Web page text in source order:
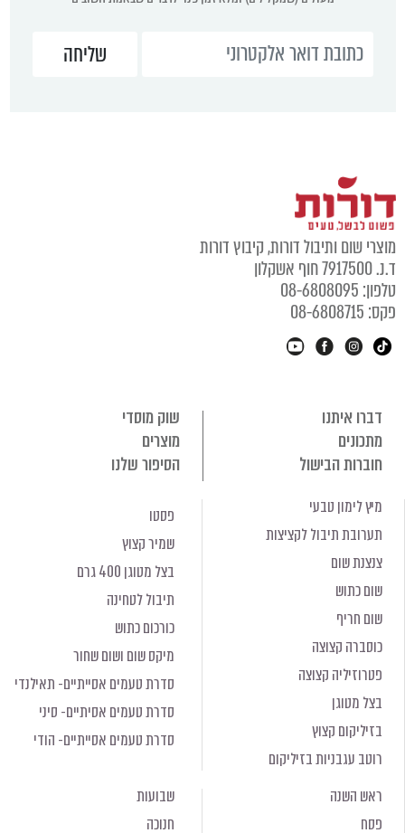
מוצרי שום ותיבול דורות, קיבוץ דורות
ד.נ. 7917500 חוף אשקלון
טלפון: 08-6808095
פקס: 08-6808715
דברו איתנו
שוק מוסדי
מתכונים
מוצרים
חוברות הבישול
הסיפור שלנו
מיץ לימון טבעי
תערובת תיבול לקציצות
צנצנת שום
שום כתוש
שום חריף
כוסברה קצוצה
פטרוזיליה קצוצה
בצל מטוגן
בזיליקום קצוץ
רוטב עגבניות בזיליקום
פסטו
שמיר קצוץ
בצל מטוגן 400 גרם
תיבול לטחינה
כורכום כתוש
מיקס שום ושום שחור
סדרת טעמים אסייתיים- תאילנדי
סדרת טעמים אסיתיים- סיני
סדרת טעמים אסייתיים- הודי
ראש השנה
פסח
שבועות
חנוכה